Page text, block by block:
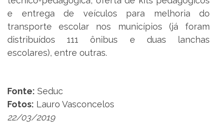
e entrega de veículos para melhoria do
transporte escolar nos municípios (já foram
distribuídos 111 ônibus e duas lanchas
escolares), entre outras.
Fonte: Seduc
Fotos: Lauro Vasconcelos
22/03/2019